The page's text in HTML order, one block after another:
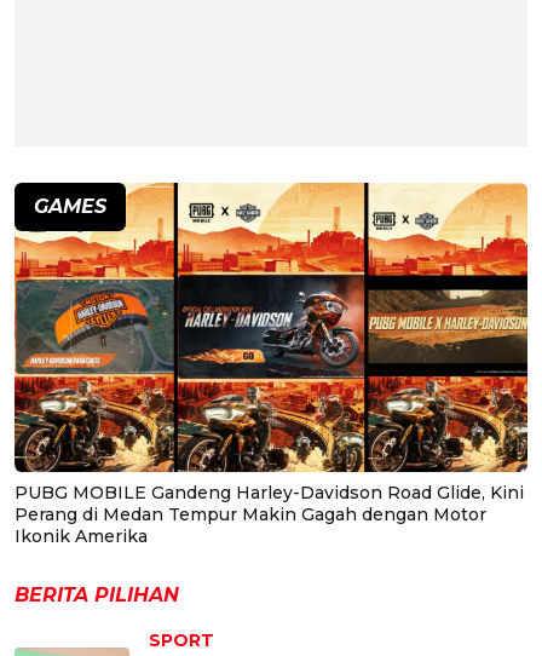
GAMES
PUBG MOBILE Gandeng Harley-Davidson Road Glide, Kini
Perang di Medan Tempur Makin Gagah dengan Motor
Ikonik Amerika
BERITA PILIHAN
SPORT